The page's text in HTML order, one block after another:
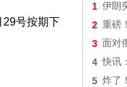
29号按期下
1 伊朗
2 重磅
3 面对
4 快讯
5 炸了